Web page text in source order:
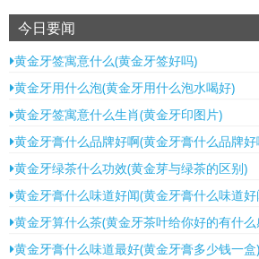
今日要闻
黄金牙签寓意什么(黄金牙签好吗)
黄金牙用什么泡(黄金牙用什么泡水喝好)
黄金牙签寓意什么生肖(黄金牙印图片)
黄金牙膏什么品牌好啊(黄金牙膏什么品牌
黄金牙绿茶什么功效(黄金芽与绿茶的区别)
黄金牙膏什么味道好闻(黄金牙膏什么味道
黄金牙算什么茶(黄金牙茶叶给你好的有什
黄金牙膏什么味道最好(黄金牙膏多少钱一盒)